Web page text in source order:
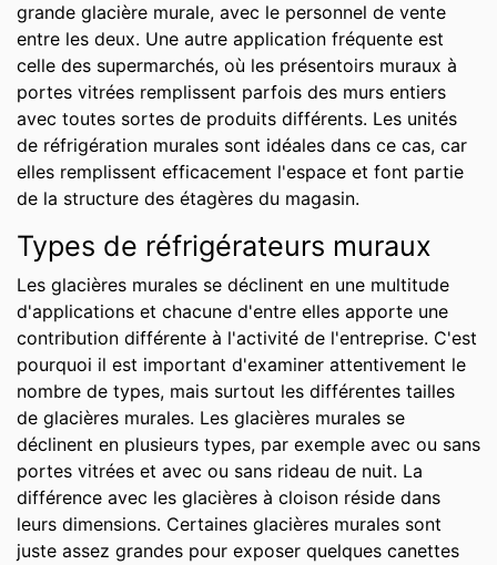
grande glacière murale, avec le personnel de vente
entre les deux. Une autre application fréquente est
celle des supermarchés, où les présentoirs muraux à
portes vitrées remplissent parfois des murs entiers
avec toutes sortes de produits différents. Les unités
de réfrigération murales sont idéales dans ce cas, car
elles remplissent efficacement l'espace et font partie
de la structure des étagères du magasin.
Types de réfrigérateurs muraux
Les glacières murales se déclinent en une multitude
d'applications et chacune d'entre elles apporte une
contribution différente à l'activité de l'entreprise. C'est
pourquoi il est important d'examiner attentivement le
nombre de types, mais surtout les différentes tailles
de glacières murales. Les glacières murales se
déclinent en plusieurs types, par exemple avec ou sans
portes vitrées et avec ou sans rideau de nuit. La
différence avec les glacières à cloison réside dans
leurs dimensions. Certaines glacières murales sont
juste assez grandes pour exposer quelques canettes